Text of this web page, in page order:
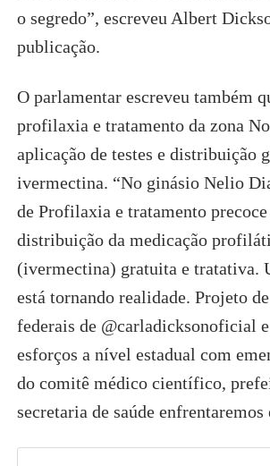
o segredo”, escreveu Albert
publicação.
O parlamentar escreveu também
profilaxia e tratamento da zona
aplicação de testes e distribuição
ivermectina. “No ginásio Nelio
de Profilaxia e tratamento precoce
distribuição da medicação
(ivermectina) gratuita e tratativa.
está tornando realidade. Projeto
federais de @carladicksonoficial e
esforços a nível estadual com
do comitê médico científico,
secretaria de saúde enfrentaremos